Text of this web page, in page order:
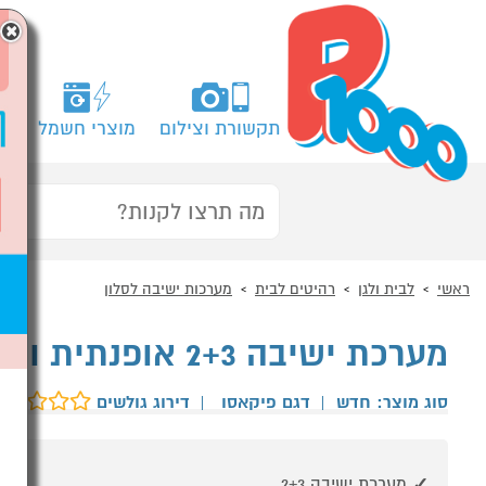
תקשורת וצילום מוצרי חשמל
ראשי לבית ולגן רהיטים לבית מערכות ישיבה לסלון
מערכת ישיבה 2+3 אופנתית ומעוצבת LEONARDO
סוג מוצר: חדש | דגם פיקאסו | דירוג גולשים
×